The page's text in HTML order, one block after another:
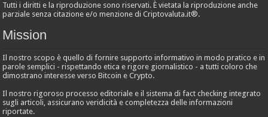
Tutti i diritti e la riproduzione sono riservati. È vietata la riproduzione anche
parziale senza citazione e/o menzione di Criptovaluta.it®.
Mission
Il nostro scopo è quello di fornire supporto informativo in modo pratico e in
parole semplici - rispettando etica e rigore giornalistico - a tutti coloro che
dimostrano interesse verso Bitcoin e Crypto.
Il nostro rigoroso processo editoriale e il sistema di fact checking integrato
sugli articoli, assicurano veridicità e completezza delle informazioni
riportate.